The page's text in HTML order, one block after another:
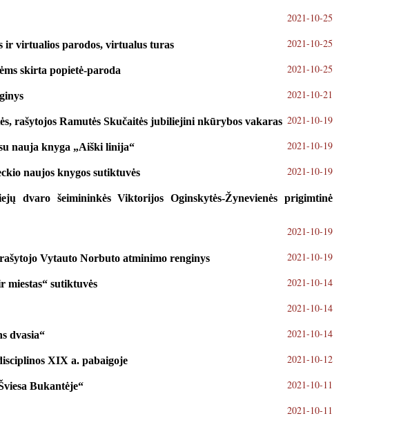
2021-10-25
ir virtualios parodos, virtualus turas 2021-10-25
skirta popietė-paroda 2021-10-25
2021-10-21
rašytojos Ramutės Skučaitės jubiliejini nkūrybos vakaras 2021-10-19
nauja knyga „Aiški linija“ 2021-10-19
naujos knygos sutiktuvės 2021-10-19
dvaro šeimininkės Viktorijos Oginskytės-Žynevienės prigimtinė
2021-10-19
Vytauto Norbuto atminimo renginys 2021-10-19
miestas“ sutiktuvės 2021-10-14
2021-10-14
dvasia“ 2021-10-14
XIX a. pabaigoje 2021-10-12
Bukantėje“ 2021-10-11
2021-10-11